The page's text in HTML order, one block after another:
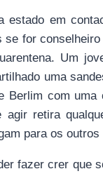
estado em
se for
Um
uma
Berlim com
retira
para os
fazer crer que